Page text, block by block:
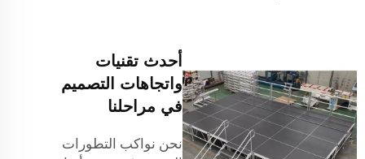
أحدث تقنيات
واتجاهات التصميم
في مراحلنا
نحن نواكب التطورات